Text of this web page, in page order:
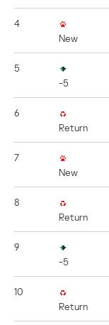
4
New
5
-5
6
Return
7
New
8
Return
9
-5
10
Return